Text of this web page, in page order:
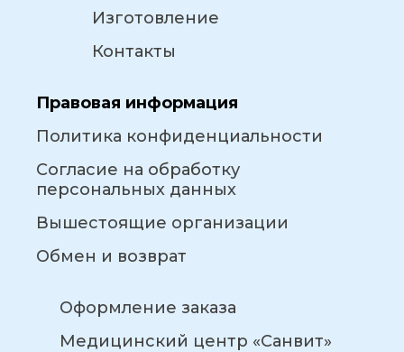
Изготовление
Контакты
Правовая информация
Политика конфиденциальности
Согласие на обработку
персональных данных
Вышестоящие организации
Обмен и возврат
Оформление заказа
Медицинский центр «Санвит»